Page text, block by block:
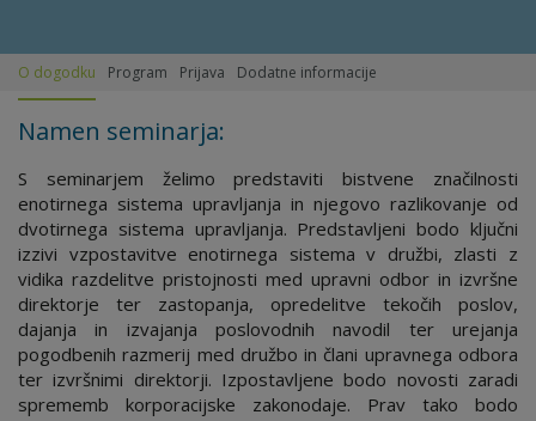
O dogodku Program Prijava Dodatne informacije
Namen seminarja:
S seminarjem želimo predstaviti bistvene značilnosti
enotirnega sistema upravljanja in njegovo razlikovanje od
dvotirnega sistema upravljanja. Predstavljeni bodo ključni
izzivi vzpostavitve enotirnega sistema v družbi, zlasti z
vidika razdelitve pristojnosti med upravni odbor in izvršne
direktorje ter zastopanja, opredelitve tekočih poslov,
dajanja in izvajanja poslovodnih navodil ter urejanja
pogodbenih razmerij med družbo in člani upravnega odbora
ter izvršnimi direktorji. Izpostavljene bodo novosti zaradi
sprememb korporacijske zakonodaje. Prav tako bodo